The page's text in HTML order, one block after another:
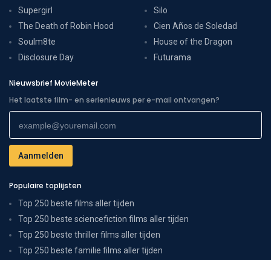
Supergirl
The Death of Robin Hood
Soulm8te
Disclosure Day
Silo
Cien Años de Soledad
House of the Dragon
Futurama
Nieuwsbrief MovieMeter
Het laatste film- en serienieuws per e-mail ontvangen?
Populaire toplijsten
Top 250 beste films aller tijden
Top 250 beste sciencefiction films aller tijden
Top 250 beste thriller films aller tijden
Top 250 beste familie films aller tijden